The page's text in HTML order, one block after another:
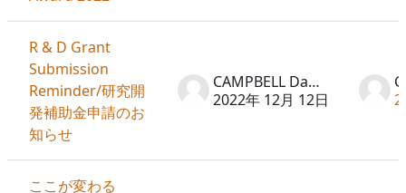
R & D Grant
Submission
Reminder/研究開
発補助金申請のお
知らせ
CAMPBELL David
2022年 12月 12日
ここが変わる